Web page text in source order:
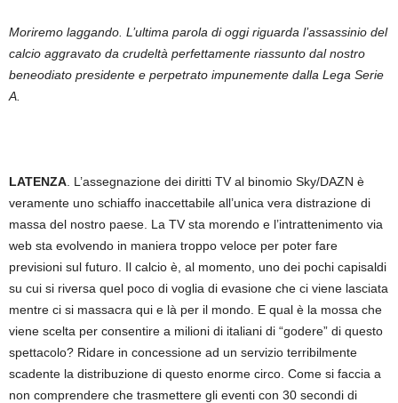
Moriremo laggando. L’ultima parola di oggi riguarda l’assassinio del
calcio aggravato da crudeltà perfettamente riassunto dal nostro
beneodiato presidente e perpetrato impunemente dalla Lega Serie
A.
LATENZA . L’assegnazione dei diritti TV al binomio Sky/DAZN è
veramente uno schiaffo inaccettabile all’unica vera distrazione di
massa del nostro paese. La TV sta morendo e l’intrattenimento via
web sta evolvendo in maniera troppo veloce per poter fare
previsioni sul futuro. Il calcio è, al momento, uno dei pochi capisaldi
su cui si riversa quel poco di voglia di evasione che ci viene lasciata
mentre ci si massacra qui e là per il mondo. E qual è la mossa che
viene scelta per consentire a milioni di italiani di “godere” di questo
spettacolo? Ridare in concessione ad un servizio terribilmente
scadente la distribuzione di questo enorme circo. Come si faccia a
non comprendere che trasmettere gli eventi con 30 secondi di